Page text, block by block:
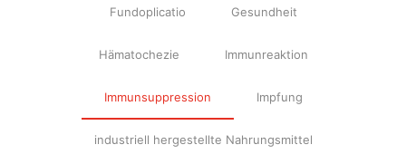
Fundoplicatio Gesundheit
Hämatochezie Immunreaktion
Immunsuppression Impfung
industriell hergestellte Nahrungsmittel